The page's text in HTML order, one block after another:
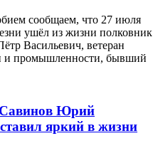
сообщаем, что 27 июля
ушёл из жизни полковник
Васильевич, ветеран
и промышленности, бывший
Юрий
яркий в жизни